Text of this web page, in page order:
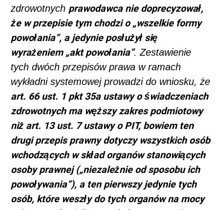
zdrowotnych prawodawca nie doprecyzował,
że w przepisie tym chodzi o „wszelkie formy
powołania”, a jedynie posłużył się
wyrażeniem „akt powołania”. Zestawienie
tych dwóch przepisów prawa w ramach
wykładni systemowej prowadzi do wniosku, że
art. 66 ust. 1 pkt 35a ustawy o świadczeniach
zdrowotnych ma węższy zakres podmiotowy
niż art. 13 ust. 7 ustawy o PIT, bowiem ten
drugi przepis prawny dotyczy wszystkich osób
wchodzących w skład organów stanowiących
osoby prawnej („niezależnie od sposobu ich
powoływania”), a ten pierwszy jedynie tych
osób, które weszły do tych organów na mocy